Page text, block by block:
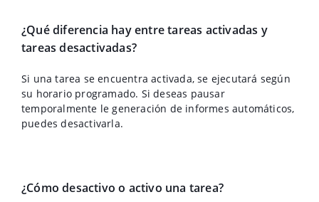
¿Qué diferencia hay entre tareas activadas y
tareas desactivadas?
Si una tarea se encuentra activada, se ejecutará según
su horario programado. Si deseas pausar
temporalmente le generación de informes automáticos,
puedes desactivarla.
¿Cómo desactivo o activo una tarea?